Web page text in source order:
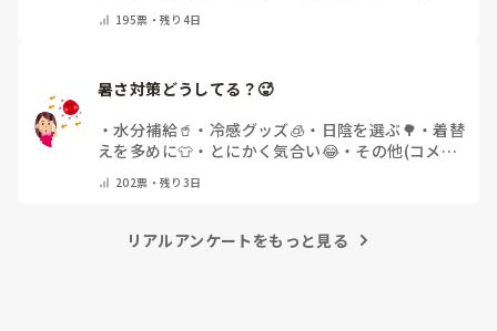
195票・残り4日
暑さ対策どうしてる？🥵
・水分補給🥤 ・ 冷感グッズ🧊 ・ 日陰を選ぶ🌳 ・着替
えを多めに👕 ・ とにかく気合い😂・ その他(コメン
202票・残り3日
リアルアンケートをもっと見る